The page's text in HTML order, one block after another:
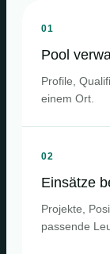
01
Pool
Profile,
einem Ort.
02
Einsätze
Projekte,
passende